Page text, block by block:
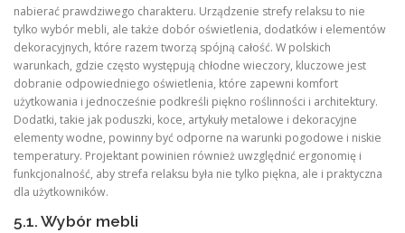
nabierać prawdziwego charakteru. Urządzenie strefy relaksu to nie
tylko wybór mebli, ale także dobór oświetlenia, dodatków i elementów
dekoracyjnych, które razem tworzą spójną całość. W polskich
warunkach, gdzie często występują chłodne wieczory, kluczowe jest
dobranie odpowiedniego oświetlenia, które zapewni komfort
użytkowania i jednocześnie podkreśli piękno roślinności i architektury.
Dodatki, takie jak poduszki, koce, artykuły metalowe i dekoracyjne
elementy wodne, powinny być odporne na warunki pogodowe i niskie
temperatury. Projektant powinien również uwzględnić ergonomię i
funkcjonalność, aby strefa relaksu była nie tylko piękna, ale i praktyczna
dla użytkowników.
5.1. Wybór mebli